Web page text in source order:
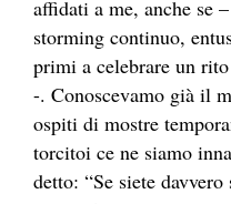
affidati a me, anche se
storming continuo,
primi a celebrare un
-. Conoscevamo già il
ospiti di mostre
torcitoi ce ne siamo
detto: “Se siete